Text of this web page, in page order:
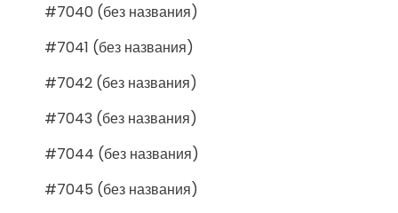
#7040 (без названия)
#7041 (без названия)
#7042 (без названия)
#7043 (без названия)
#7044 (без названия)
#7045 (без названия)